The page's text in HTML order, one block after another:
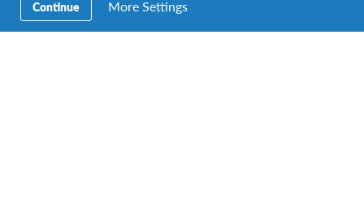
Continue More Settings